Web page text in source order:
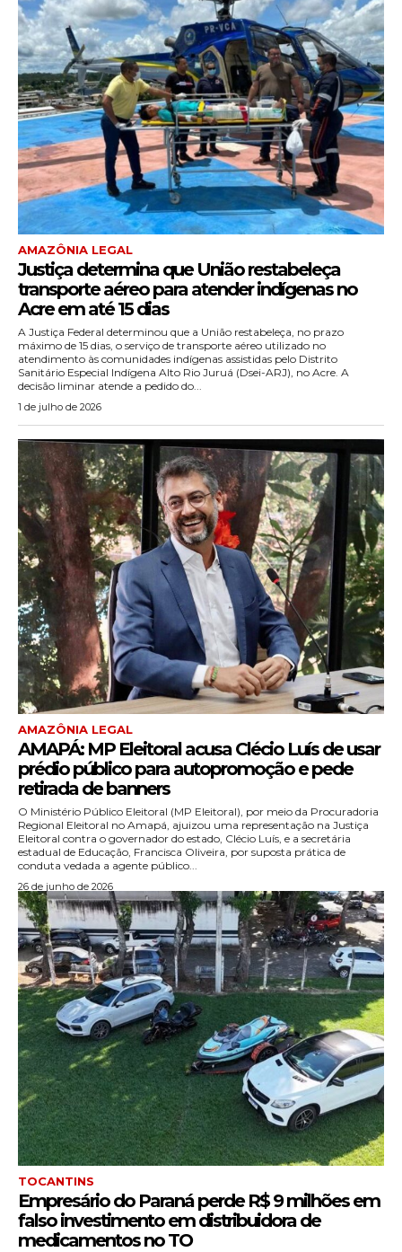
AMAZÔNIA LEGAL
Justiça determina que União restabeleça
transporte aéreo para atender indígenas no
Acre em até 15 dias
A Justiça Federal determinou que a União restabeleça, no prazo
máximo de 15 dias, o serviço de transporte aéreo utilizado no
atendimento às comunidades indígenas assistidas pelo Distrito
Sanitário Especial Indígena Alto Rio Juruá (Dsei-ARJ), no Acre. A
decisão liminar atende a pedido do...
1 de julho de 2026
AMAZÔNIA LEGAL
AMAPÁ: MP Eleitoral acusa Clécio Luís de usar
prédio público para autopromoção e pede
retirada de banners
O Ministério Público Eleitoral (MP Eleitoral), por meio da Procuradoria
Regional Eleitoral no Amapá, ajuizou uma representação na Justiça
Eleitoral contra o governador do estado, Clécio Luís, e a secretária
estadual de Educação, Francisca Oliveira, por suposta prática de
conduta vedada a agente público...
26 de junho de 2026
TOCANTINS
Empresário do Paraná perde R$ 9 milhões em
falso investimento em distribuidora de
medicamentos no TO